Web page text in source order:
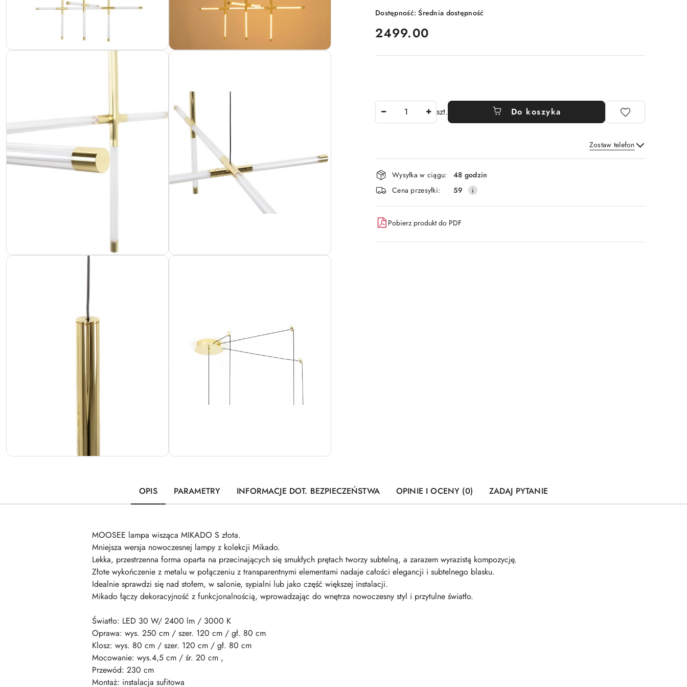
Dostępność:Średnia dostępność
cena:
2499.00
szt. Do koszyka
Zostaw telefon
Wyślij
Dostępność
i
dostawa
Wysyłka w ciągu:
48 godzin
Cena przesyłki:
59
Pobierz produkt do PDF
OPIS PARAMETRY INFORMACJE DOT. BEZPIECZEŃSTWA OPINIE I OCENY (0) ZADAJ PYTANIE
MOOSEE lampa wisząca MIKADO S złota.
Mniejsza wersja nowoczesnej lampy z kolekcji Mikado.
Lekka, przestrzenna forma oparta na przecinających się smukłych prętach tworzy subtelną, a zarazem wyrazistą kompozycję.
Złote wykończenie z metalu w połączeniu z transparentnymi elementami nadaje całości elegancji i subtelnego blasku.
Idealnie sprawdzi się nad stołem, w salonie, sypialni lub jako część większej instalacji.
Mikado łączy dekoracyjność z funkcjonalnością, wprowadzając do wnętrza nowoczesny styl i przytulne światło.
Światło: LED 30 W/ 2400 lm / 3000 K
Oprawa: wys. 250 cm / szer. 120 cm / gł. 80 cm
Klosz: wys. 80 cm / szer. 120 cm / gł. 80 cm
Mocowanie: wys.4,5 cm / śr. 20 cm ,
Przewód: 230 cm
Montaż: instalacja sufitowa